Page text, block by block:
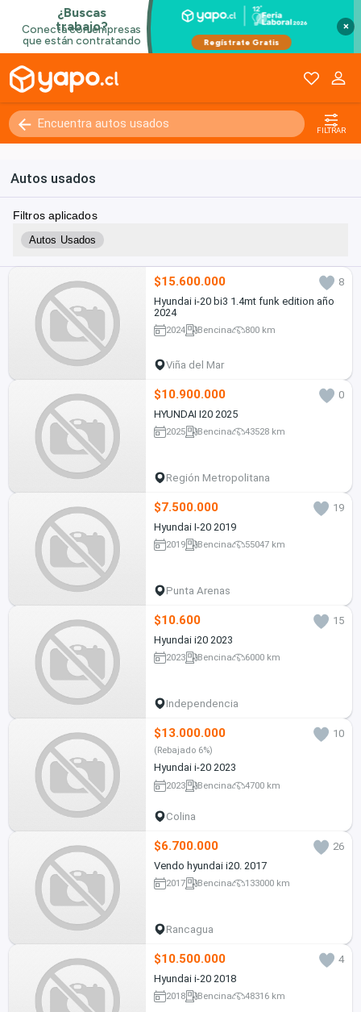
×
FILTRAR
Autos usados
Filtros aplicados
Autos Usados
$15.600.000
8
Hyundai i-20 bi3 1.4mt funk edition año
2024
2024 Bencina 800 km
Viña del Mar
$10.900.000
0
HYUNDAI I20 2025
2025 Bencina 43528 km
Región Metropolitana
$7.500.000
19
Hyundai I-20 2019
2019 Bencina 55047 km
Punta Arenas
$10.600
15
Hyundai i20 2023
2023 Bencina 6000 km
Independencia
$13.000.000 10
(Rebajado 6%)
Hyundai i-20 2023
2023 Bencina 4700 km
Colina
$6.700.000
26
Vendo hyundai i20. 2017
2017 Bencina 133000 km
Rancagua
$10.500.000
4
Hyundai i-20 2018
2018 Bencina 48316 km